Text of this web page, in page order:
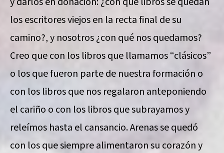
los escritores viejos en la recta final de su
camino?, y nosotros ¿con qué nos quedamos?
Creo que con los libros que llamamos “clásicos”
o los que fueron parte de nuestra formación o
con los libros que nos regalaron anteponiendo
el cariño o con los libros que subrayamos y
releímos hasta el cansancio. Arenas se quedó
con los que siempre alimentaron su corazón y